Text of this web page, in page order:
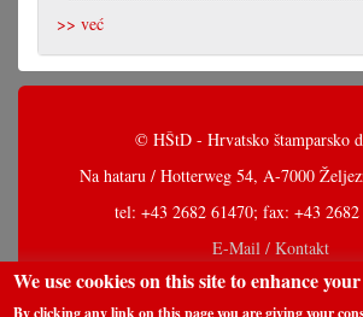
>> već
© HŠtD - Hrvatsko štamparsko
Na hataru / Hotterweg 54, A-7000
tel: +43 2682 61470; fax: +43
E-Mail / Kontakt
We use cookies on this site to enhance
By clicking any link on this page you are giving your